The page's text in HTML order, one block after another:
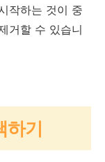
작하는 것이 중
거할 수 있습니
하기